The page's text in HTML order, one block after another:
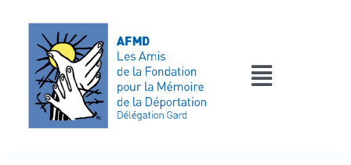
contenu
Toggle
AFMD 30